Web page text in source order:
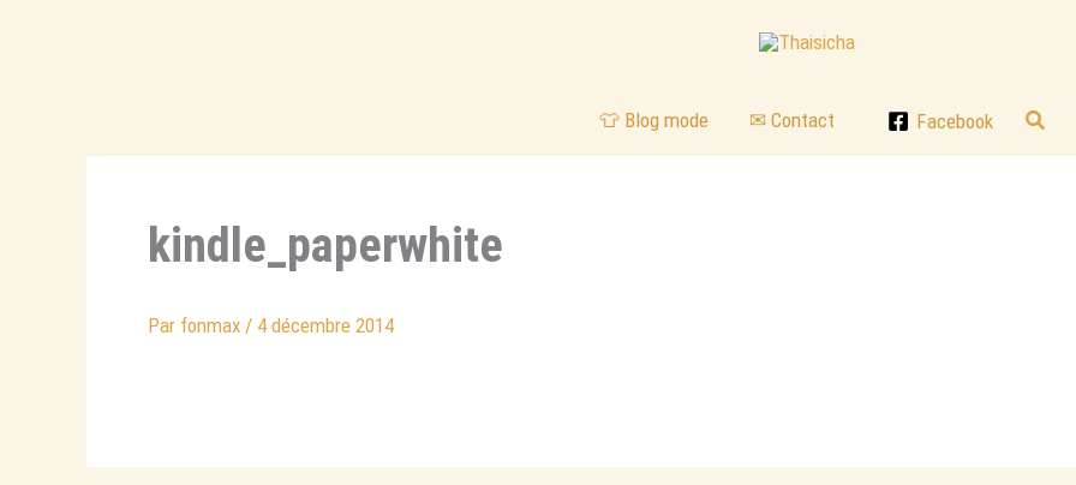
👕 Blog mode
✉ Contact Facebook
kindle_paperwhite
Par fonmax / 4 décembre 2014